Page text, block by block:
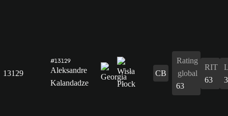
13129
#13129
Aleksandre
Kalandadze
CB
Rating
global
63
RIT
63